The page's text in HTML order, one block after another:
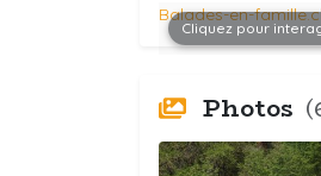
Cliquez pour
Balades-en-
Photos